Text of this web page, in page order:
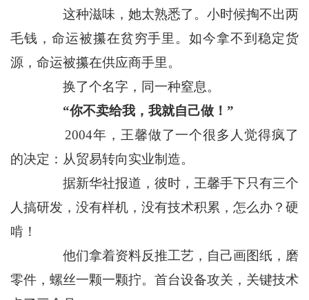
这种滋味，她太熟悉了。小时候掏不出两
毛钱，命运被攥在贫穷手里。如今拿不到稳定货
源，命运被攥在供应商手里。
换了个名字，同一种窒息。
“你不卖给我，我就自己做！”
2004年，王馨做了一个很多人觉得疯了
的决定：从贸易转向实业制造。
据新华社报道，彼时，王馨手下只有三个
人搞研发，没有样机，没有技术积累，怎么办？硬
啃！
他们拿着资料反推工艺，自己画图纸，磨
零件，螺丝一颗一颗拧。首台设备攻关，关键技术